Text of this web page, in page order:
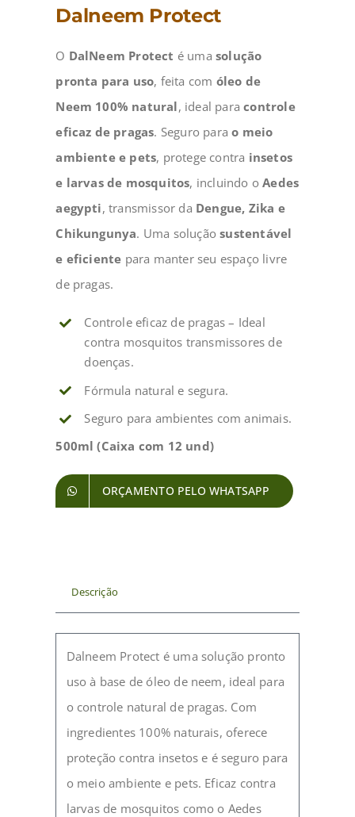
Dalneem Protect
O DalNeem Protect é umasolução
pronta para uso, feita com óleo de
Neem 100% natural, ideal paracontrole
eficaz de pragas. Seguro parao meio
ambiente e pets, protege contra insetos
e larvas de mosquitos, incluindo oAedes
aegypti, transmissor da Dengue, Zika e
Chikungunya. Uma soluçãosustentável
e eficiente para manter seu espaço livre
de pragas.
Controle eficaz de pragas – Ideal
contra mosquitos transmissores de
doenças.
Fórmula natural e segura.
Seguro para ambientes com animais.
500ml (Caixa com 12 und)
ORÇAMENTO PELO WHATSAPP
Descrição
Dalneem Protect é uma solução pronto
uso à base de óleo de neem, ideal para
o controle natural de pragas. Com
ingredientes 100% naturais, oferece
proteção contra insetos e é seguro para
o meio ambiente e pets. Eficaz contra
larvas de mosquitos como o Aedes